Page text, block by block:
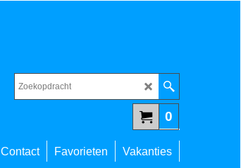
0
Contact Favorieten Vakanties